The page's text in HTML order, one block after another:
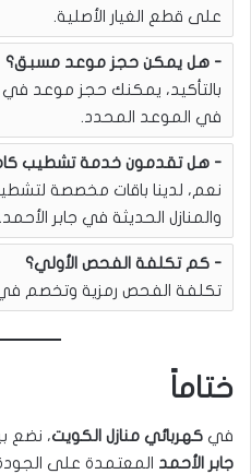
على قطع الغيار الأصلية.
هل يمكن حجز موعد مسبق؟
بالتأكيد، يمكنك حجز موعد
في الموعد المحدد.
هل تقدمون خدمة تشطيب
نعم، لدينا باقات مخصصة
والمنازل الحديثة في جابر الأحمد.
كم تكلفة الفحص الأولي؟
تكلفة الفحص رمزية وتخصم في
ختاماً
في كهربائي منازل الكويت، نضع
جابر الأحمد المعتمدة على